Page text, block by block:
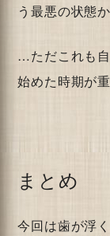
う最悪の状態
…ただこれも
始めた時期が
まとめ
今回は歯が浮